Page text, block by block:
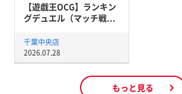
【遊戯王OCG】ランキン
グデュエル（マッチ戦...
千葉中央店
2026.07.28
もっと見る